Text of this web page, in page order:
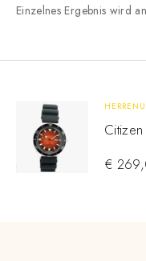
Einzelnes Ergebnis wird
€